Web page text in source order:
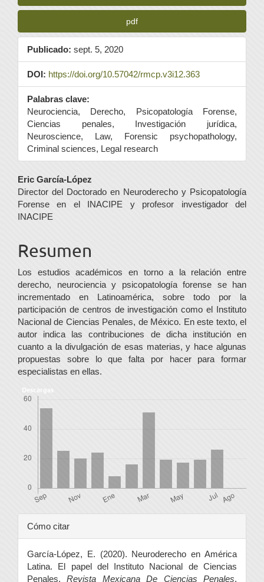
pdf
Publicado: sept. 5, 2020
DOI: https://doi.org/10.57042/rmcp.v3i12.363
Palabras clave:
Neurociencia, Derecho, Psicopatología Forense,
Ciencias penales, Investigación jurídica,
Neuroscience, Law, Forensic psychopathology,
Criminal sciences, Legal research
Contenido
principal
del
artículo
Eric García-López
Director del Doctorado en Neuroderecho y Psicopatología
Forense en el INACIPE y profesor investigador del
INACIPE
Resumen
Los estudios académicos en torno a la relación entre
derecho, neurociencia y psicopatología forense se han
incrementado en Latinoamérica, sobre todo por la
participación de centros de investigación como el Instituto
Nacional de Ciencias Penales, de México. En este texto, el
autor indica las contribuciones de dicha institución en
cuanto a la divulgación de esas materias, y hace algunas
propuestas sobre lo que falta por hacer para formar
especialistas en ellas.
Descargas
Detalles
del
artículo
Cómo citar
García-López, E. (2020). Neuroderecho en América
Latina. El papel del Instituto Nacional de Ciencias
Penales.Revista Mexicana De Ciencias Penales,